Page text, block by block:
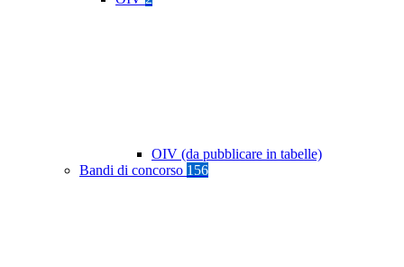
OIV (da pubblicare in tabelle)
Bandi di concorso 156